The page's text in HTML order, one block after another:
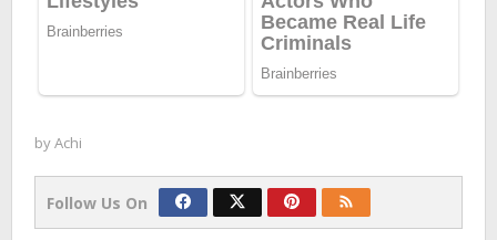
byAchi
Follow Us On